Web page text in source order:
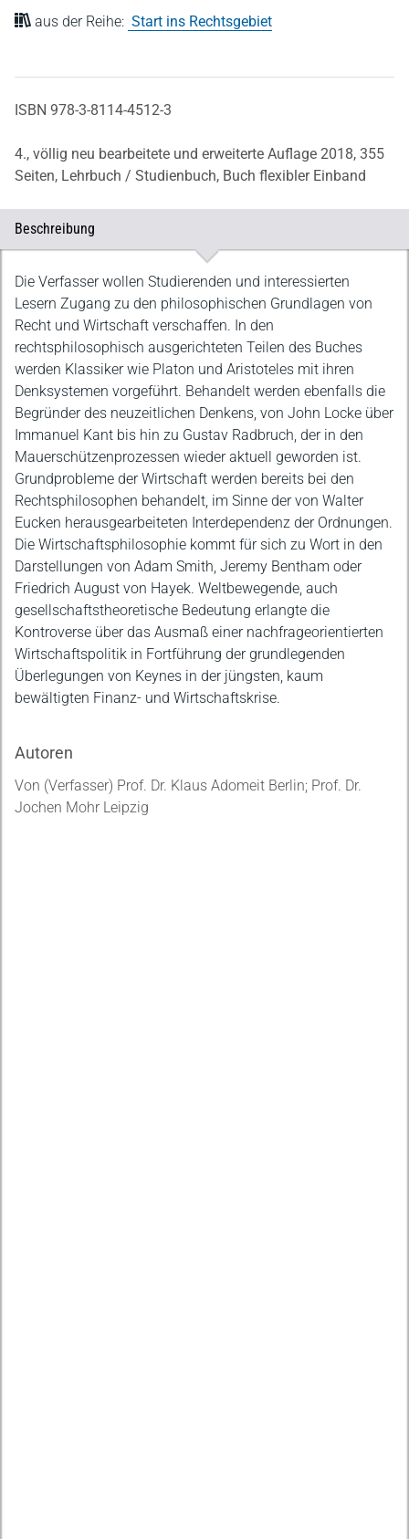
aus der Reihe: Start ins Rechtsgebiet
ISBN 978-3-8114-4512-3
4., völlig neu bearbeitete und erweiterte Auflage 2018, 355
Seiten, Lehrbuch / Studienbuch, Buch flexibler Einband
Beschreibung
Beschreibung
Die Verfasser wollen Studierenden und interessierten
Lesern Zugang zu den philosophischen Grundlagen von
Recht und Wirtschaft verschaffen. In den
rechtsphilosophisch ausgerichteten Teilen des Buches
werden Klassiker wie Platon und Aristoteles mit ihren
Denksystemen vorgeführt. Behandelt werden ebenfalls die
Begründer des neuzeitlichen Denkens, von John Locke über
Immanuel Kant bis hin zu Gustav Radbruch, der in den
Mauerschützenprozessen wieder aktuell geworden ist.
Grundprobleme der Wirtschaft werden bereits bei den
Rechtsphilosophen behandelt, im Sinne der von Walter
Eucken herausgearbeiteten Interdependenz der Ordnungen.
Die Wirtschaftsphilosophie kommt für sich zu Wort in den
Darstellungen von Adam Smith, Jeremy Bentham oder
Friedrich August von Hayek. Weltbewegende, auch
gesellschaftstheoretische Bedeutung erlangte die
Kontroverse über das Ausmaß einer nachfrageorientierten
Wirtschaftspolitik in Fortführung der grundlegenden
Überlegungen von Keynes in der jüngsten, kaum
bewältigten Finanz- und Wirtschaftskrise.
Autoren
Von (Verfasser) Prof. Dr. Klaus Adomeit Berlin; Prof. Dr.
Jochen Mohr Leipzig